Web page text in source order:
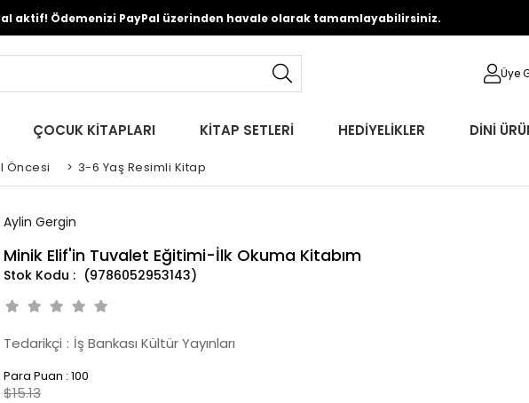
aktif! Ödemenizi PayPal üzerinden havale olarak tamamlayabilirsiniz.
Üye
ÇOCUK KİTAPLARI KİTAP SETLERİ HEDİYELİKLER DİNİ
Öncesi > 3-6 Yaş Resimli Kitap
Aylin Gergin
Minik Elif'in Tuvalet Eğitimi-İlk Okuma Kitabım
(9786052953143)
Tedarikçi : İş Bankası Kültür Yayınları
Para Puan : 100
$15.13